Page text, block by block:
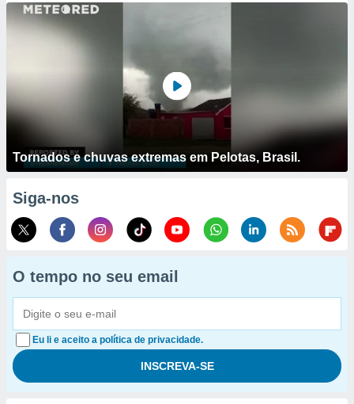
Tornados e chuvas extremas em Pelotas, Brasil.
Siga-nos
O tempo no seu email
Eu li e aceito a política de privacidade.